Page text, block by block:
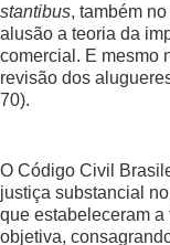
stantibus, também
alusão a teoria da
comercial. E mesmo
revisão dos
70).
O Código Civil
justiça substancial
que estabeleceram
objetiva,